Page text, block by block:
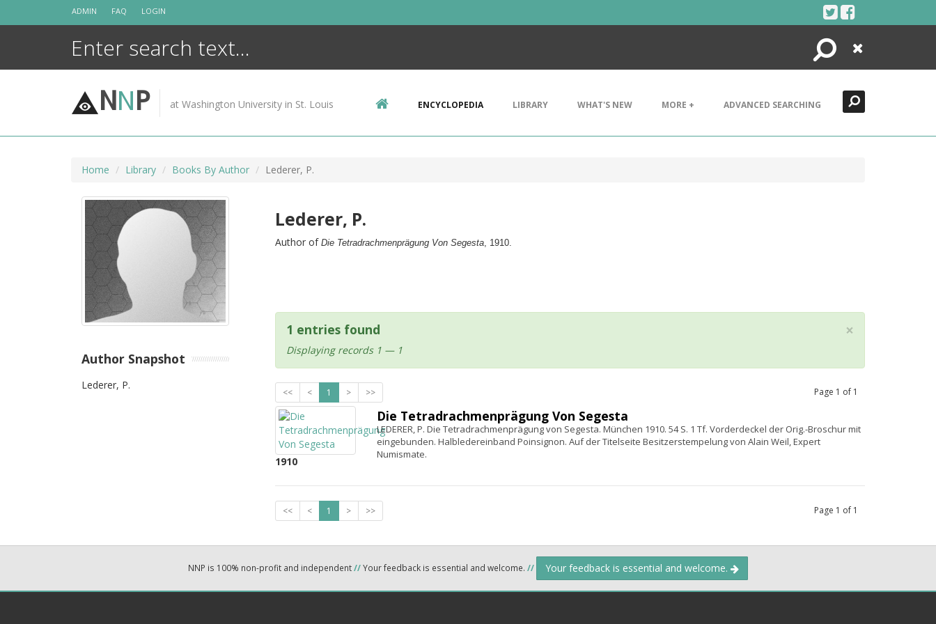
ADMIN FAQ LOGIN
Search
Close
NNP at Washington University in St. Louis ENCYCLOPEDIA LIBRARY WHAT'S NEW MORE + ADVANCED SEARCHING
Home Library Books By Author Lederer, P.
Lederer, P.
Author of Die Tetradrachmenprägung Von Segesta, 1910.
×
1 entries found
Displaying records 1 — 1
<< < 1 > >> Page 1 of 1
1910
Die Tetradrachmenprägung Von Segesta
LEDERER, P. Die Tetradrachmenprägung von Segesta. München 1910. 54 S. 1 Tf. Vorderdeckel der Orig.-Broschur mit
eingebunden. Halbledereinband Poinsignon. Auf der Titelseite Besitzerstempelung von Alain Weil, Expert
Numismate.
<< < 1 > >> Page 1 of 1
Author Snapshot
Lederer, P.
NNP is 100% non-profit and independent//Your feedback is essential and welcome. // Your feedback is essential and welcome.